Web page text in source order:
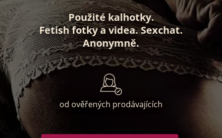
Použité kalhotky.
Fetish fotkyavidea.Sexchat.
Anonymně.
od ověřených prodávajících